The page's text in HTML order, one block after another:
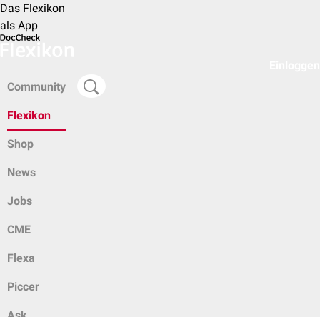
Das Flexikon
als App
Community
Flexikon
Shop
News
Jobs
CME
Flexa
Piccer